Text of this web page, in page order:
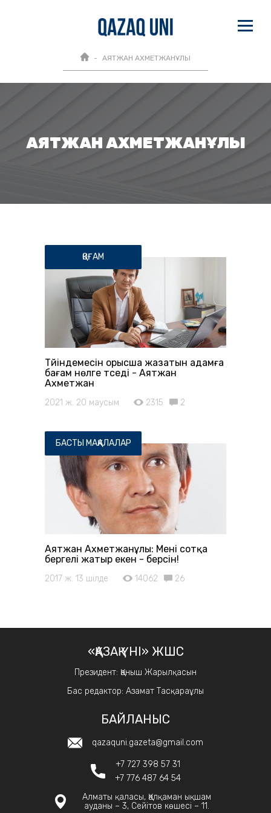
АЯТЖАН АХМЕТЖАНҰЛЫ
АЯТЖАН АХМЕТЖАНҰЛЫ
ҚОҒАМ
Түйіндемесін орысша жазатын адамға
бағам нөлге түседі - Аятжан
Ахметжан
2021 ж. 20 маусым 2315 2
БАСТЫ МАҚАЛАЛАР
Аятжан Ахметжанұлы: Мені сотқа
бергелі жатыр екен - берсін!
2017 ж. 13 шілде 14062 26
«ҚАЗАҚ ҮНІ» ЖШС
Президент: Қаныш Жарылқасын
Бас редактор: Азамат Тасқараұлы
БАЙЛАНЫС
qazaquni.gazeta@gmail.com
+7 727 398 57 31
+7 776 487 64 54
Алматы қаласы, Қалқаман ықшам
ауданы – 3, Сейітов көшесі – 11.